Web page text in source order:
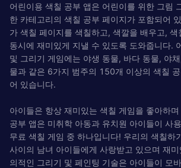
어린이용 색칠 공부 앱은 어린이를 위한 그림
한 카테고리의 색칠 공부 페이지가 포함되어
가 색칠 페이지를 색칠하고, 색깔을 배우고, 색
동시에 재미있게 지낼 수 있도록 도와줍니다.
및 그리기 게임에는 야생 동물, 바다 동물, 야
물과 같은 6가지 범주의 150개 이상의 색칠
어 있습니다.
아이들은 항상 재미있는 색칠 게임을 좋아하
공부 앱은 미취학 아동과 유치원 아이들이 사
무료 색칠 게임 중 하나입니다! 우리의 색칠하
사이의 남녀 아이들에게 사랑받고 있으며 재
의적인 그리기 및 페인팅 기술은 아이들이 모